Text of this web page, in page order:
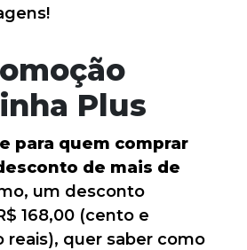
Plus
para quem comprar
de mais de
um desconto
168,00 (cento e
reais), quer saber como